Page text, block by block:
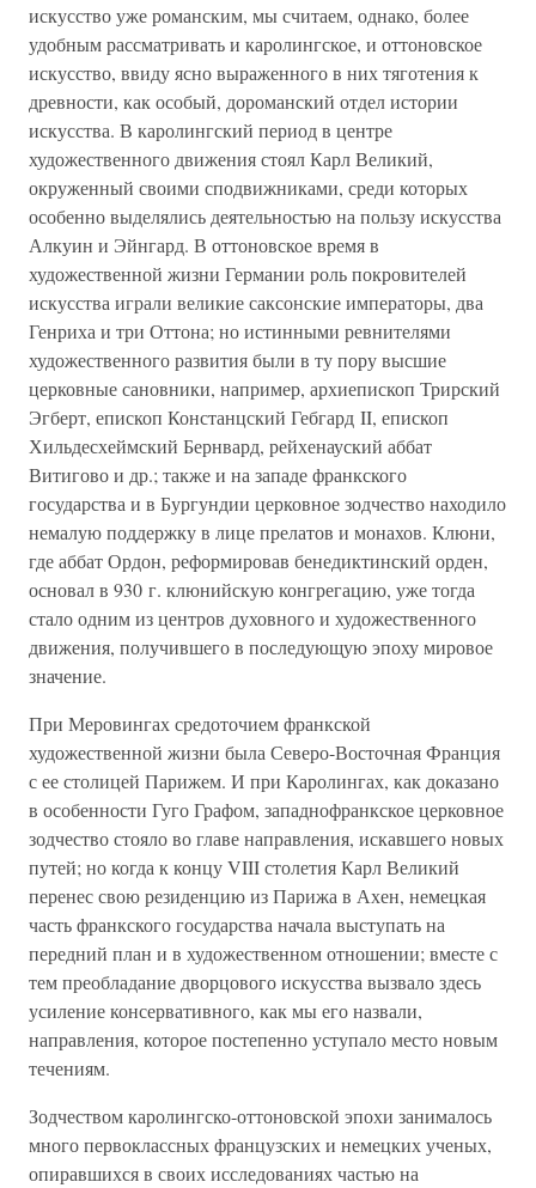
искусство уже романским, мы считаем, однако, более
удобным рассматривать и каролингское, и оттоновское
искусство, ввиду ясно выраженного в них тяготения к
древности, как особый, дороманский отдел истории
искусства. В каролингский период в центре
художественного движения стоял Карл Великий,
окруженный своими сподвижниками, среди которых
особенно выделялись деятельностью на пользу искусства
Алкуин и Эйнгард. В оттоновское время в
художественной жизни Германии роль покровителей
искусства играли великие саксонские императоры, два
Генриха и три Оттона; но истинными ревнителями
художественного развития были в ту пору высшие
церковные сановники, например, архиепископ Трирский
Эгберт, епископ Констанцский Гебгард II, епископ
Хильдесхеймский Бернвард, рейхенауский аббат
Витигово и др.; также и на западе франкского
государства и в Бургундии церковное зодчество находило
немалую поддержку в лице прелатов и монахов. Клюни,
где аббат Ордон, реформировав бенедиктинский орден,
основал в 930 г. клюнийскую конгрегацию, уже тогда
стало одним из центров духовного и художественного
движения, получившего в последующую эпоху мировое
значение.
При Меровингах средоточием франкской
художественной жизни была Северо-Восточная Франция
с ее столицей Парижем. И при Каролингах, как доказано
в особенности Гуго Графом, западнофранкское церковное
зодчество стояло во главе направления, искавшего новых
путей; но когда к концу VIII столетия Карл Великий
перенес свою резиденцию из Парижа в Ахен, немецкая
часть франкского государства начала выступать на
передний план и в художественном отношении; вместе с
тем преобладание дворцового искусства вызвало здесь
усиление консервативного, как мы его назвали,
направления, которое постепенно уступало место новым
течениям.
Зодчеством каролингско-оттоновской эпохи занималось
много первоклассных французских и немецких ученых,
опиравшихся в своих исследованиях частью на